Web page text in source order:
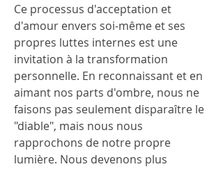
Ce processus d'acceptation et
d'amour envers soi-même et ses
propres luttes internes est une
invitation à la transformation
personnelle. En reconnaissant et en
aimant nos parts d'ombre, nous ne
faisons pas seulement disparaître le
"diable", mais nous nous
rapprochons de notre propre
lumière. Nous devenons plus